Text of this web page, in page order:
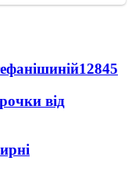
12845
від